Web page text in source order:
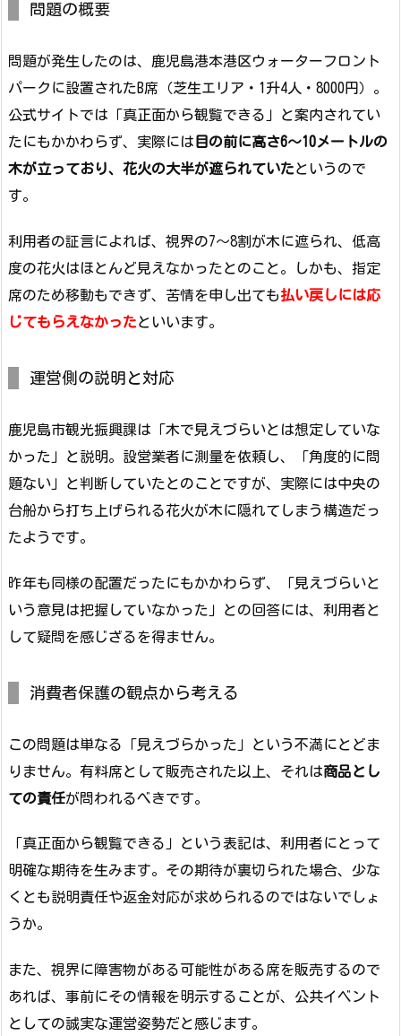
問題の概要
問題が発生したのは、鹿児島港本港区ウォーターフロント
パークに設置されたB席（芝生エリア・1升4人・8000円）。
公式サイトでは「真正面から観覧できる」と案内されてい
たにもかかわらず、実際には 目の前に高さ6〜10メートルの
木が立っており、花火の大半が遮られていたというので
す。
利用者の証言によれば、視界の7〜8割が木に遮られ、低高
度の花火はほとんど見えなかったとのこと。しかも、指定
席のため移動もできず、苦情を申し出ても払い戻しには応
じてもらえなかったといいます。
運営側の説明と対応
鹿児島市観光振興課は「木で見えづらいとは想定していな
かった」と説明。設営業者に測量を依頼し、「角度的に問
題ない」と判断していたとのことですが、実際には中央の
台船から打ち上げられる花火が木に隠れてしまう構造だっ
たようです。
昨年も同様の配置だったにもかかわらず、「見えづらいと
いう意見は把握していなかった」との回答には、利用者と
して疑問を感じざるを得ません。
消費者保護の観点から考える
この問題は単なる「見えづらかった」という不満にとどま
りません。有料席として販売された以上、それは商品とし
ての責任が問われるべきです。
「真正面から観覧できる」という表記は、利用者にとって
明確な期待を生みます。その期待が裏切られた場合、少な
くとも説明責任や返金対応が求められるのではないでしょ
うか。
また、視界に障害物がある可能性がある席を販売するので
あれば、事前にその情報を明示することが、公共イベント
としての誠実な運営姿勢だと感じます。